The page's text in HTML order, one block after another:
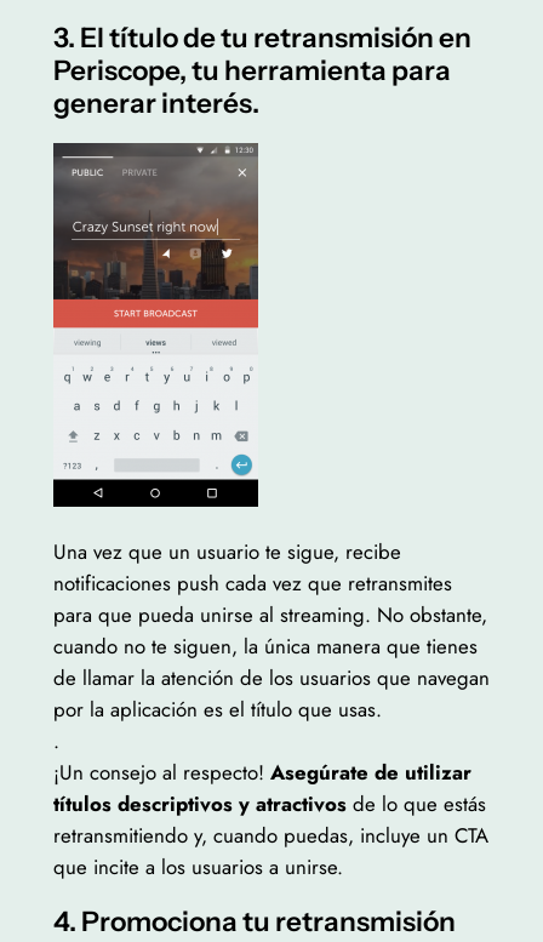
3. El título de tu retransmisión en
Periscope, tu herramienta para
generar interés.
Una vez que un usuario te sigue, recibe
notificaciones push cada vez que retransmites
para que pueda unirse al streaming. No obstante,
cuando no te siguen, la única manera que tienes
de llamar la atención de los usuarios que navegan
por la aplicación es el título que usas.
.
¡Un consejo al respecto! Asegúrate de utilizar
títulos descriptivos y atractivosde lo que estás
retransmitiendo y, cuando puedas, incluye un CTA
que incite a los usuarios a unirse.
4. Promociona tu retransmisión